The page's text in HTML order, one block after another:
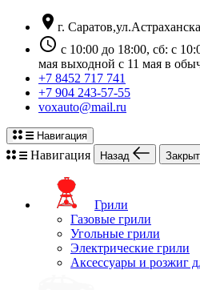
location_on г.
schedule с 10:00 до 18:00, сб: с
мая выходной с 11 мая в
+7 8452 717 741
+7 904 243-57-55
voxauto@mail.ru
Навигация
Навигация Назад
Грили
Газовые грили
Угольные грили
Электрические грили
Аксессуары и розжиг